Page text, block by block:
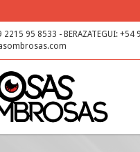
2215 95 8533 - BERAZATEGUI: